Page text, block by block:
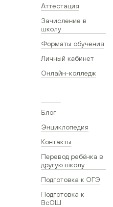
Аттестация
Зачисление в
школу
Форматы обучения
Личный кабинет
Онлайн-колледж
Блог
Энциклопедия
Контакты
Перевод ребёнка в
другую школу
Подготовка к ОГЭ
Подготовка к
ВсОШ